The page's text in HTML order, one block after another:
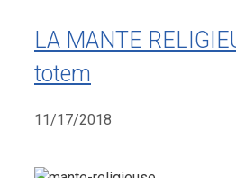
LA MANTE
totem
11/17/2018